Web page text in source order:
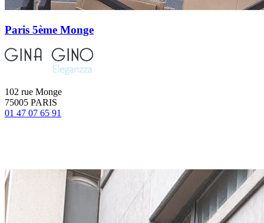
Paris 5ème Monge
102 rue Monge
75005 PARIS
01 47 07 65 91